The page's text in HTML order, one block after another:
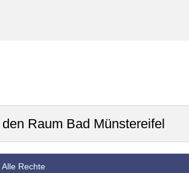
Raum Bad Münstereifel
Rechte